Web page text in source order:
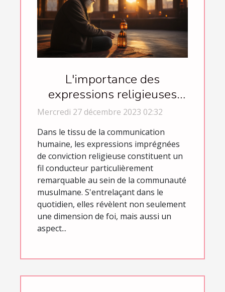
L'importance des
expressions religieuses
dans la communication
quotidienne des
musulmans
Mercredi 27 décembre 2023 02:32
Dans le tissu de la communication
humaine, les expressions imprégnées
de conviction religieuse constituent un
fil conducteur particulièrement
remarquable au sein de la communauté
musulmane. S'entrelaçant dans le
quotidien, elles révèlent non seulement
une dimension de foi, mais aussi un
aspect...